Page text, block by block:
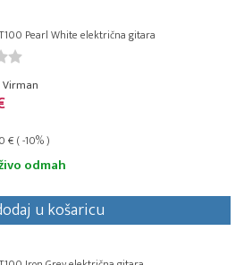
Pearl White električna gitara
Virman
€ ( -10% )
odmah
u košaricu